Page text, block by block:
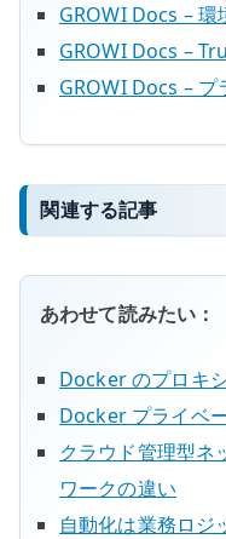
GROWI Docs – 環
GROWI Docs –
GROWI Docs – プ
関連する記事
あわせて読みたい：
Docker のプロキ
Docker プライベ
クラウド管理型ネ
ワークの違い
自動化は業務ロジ